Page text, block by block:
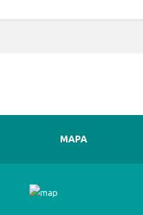
MAPA